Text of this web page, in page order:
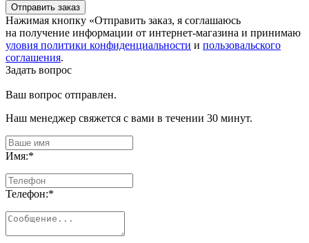
Отправить заказ
Нажимая кнопку «Отправить заказ, я соглашаюсь
на получение информации от интернет-магазина и принимаю
уловия политики конфиденциальности и пользовальского
соглашения.
Задать вопрос
Ваш вопрос отправлен.
Наш менеджер свяжется с вами в течении 30 минут.
Имя:*
Телефон:*